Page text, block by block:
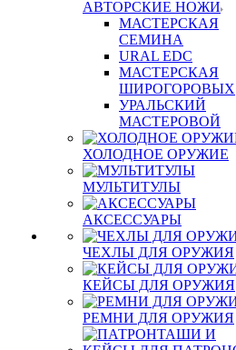
АВТОРСКИЕ НОЖИ
МАСТЕРСКАЯ
СЕМИНА
URAL EDC
МАСТЕРСКАЯ
ШИРОГОРОВЫХ
УРАЛЬСКИЙ
МАСТЕРОВОЙ
ХОЛОДНОЕ ОРУЖИЕ
МУЛЬТИТУЛЫ
АКСЕССУАРЫ
ЧЕХЛЫ ДЛЯ ОРУЖИЯ
КЕЙСЫ ДЛЯ ОРУЖИЯ
РЕМНИ ДЛЯ ОРУЖИЯ